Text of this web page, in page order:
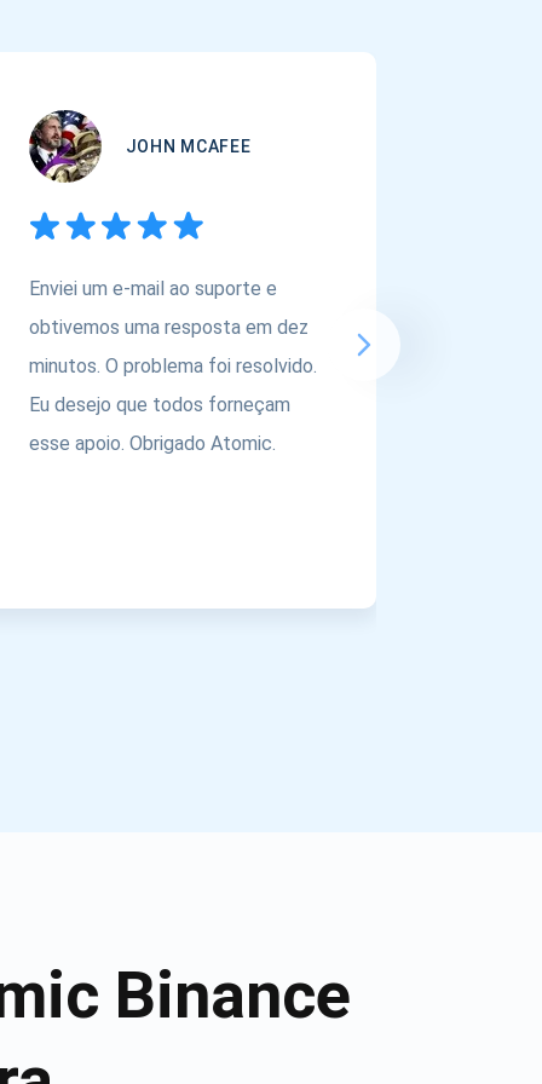
JOHN MCAFEE
Enviei um e-mail ao suporte e
obtivemos uma resposta em dez
minutos. O problema foi resolvido.
Eu desejo que todos forneçam
esse apoio. Obrigado Atomic.
Binance